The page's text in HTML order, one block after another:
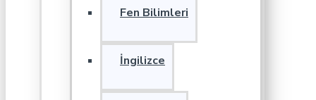
Fen Bilimleri
İngilizce